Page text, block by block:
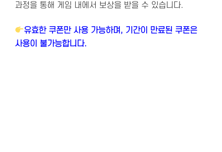
과정을 통해 게임 내에서 보상을 받을 수 있습니다.
유효한 쿠폰만 사용 가능하며, 기간이 만료된 쿠폰은
사용이 불가능합니다.